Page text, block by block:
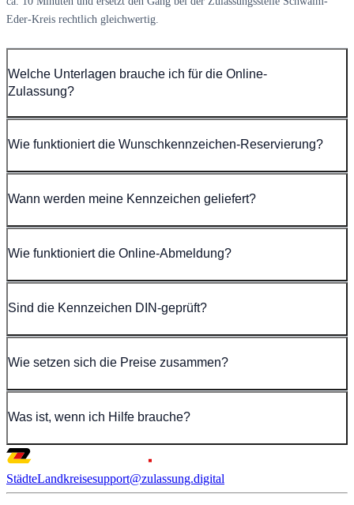
Eder-Kreis rechtlich gleichwertig.
Welche Unterlagen brauche ich für die Online-
Zulassung?
Wie funktioniert die Wunschkennzeichen-Reservierung?
Wann werden meine Kennzeichen geliefert?
Wie funktioniert die Online-Abmeldung?
Sind die Kennzeichen DIN-geprüft?
Wie setzen sich die Preise zusammen?
Was ist, wenn ich Hilfe brauche?
StädteLandkreisesupport@zulassung.digital